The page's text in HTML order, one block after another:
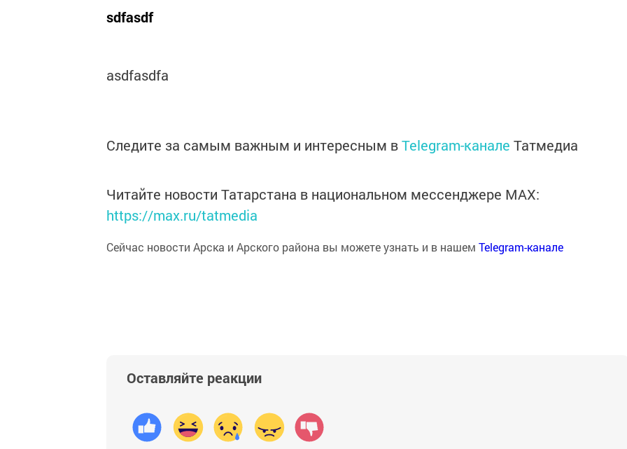
sdfasdf
asdfasdfa
Следите за самым важным и интересным вTelegram-канале Татмедиа
Читайте новости Татарстана в национальном мессенджере MАХ:
https://max.ru/tatmedia
Сейчас новости Арска и Арского района вы можете узнать и в нашем Telegram-канале
Оставляйте реакции